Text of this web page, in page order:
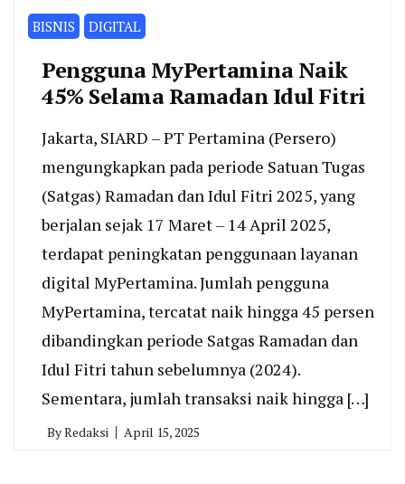
BISNIS DIGITAL
Pengguna MyPertamina Naik
45% Selama Ramadan Idul Fitri
Jakarta, SIARD – PT Pertamina (Persero)
mengungkapkan pada periode Satuan Tugas
(Satgas) Ramadan dan Idul Fitri 2025, yang
berjalan sejak 17 Maret – 14 April 2025,
terdapat peningkatan penggunaan layanan
digital MyPertamina. Jumlah pengguna
MyPertamina, tercatat naik hingga 45 persen
dibandingkan periode Satgas Ramadan dan
Idul Fitri tahun sebelumnya (2024).
Sementara, jumlah transaksi naik hingga […]
ByRedaksi April 15, 2025